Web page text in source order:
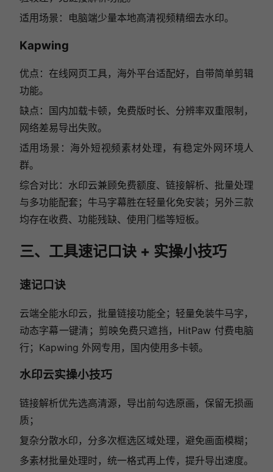
适用场景：电脑端少量本地高清视频精细去水印。
Kapwing
优点：在线网页工具，海外平台适配好，自带简单剪辑
功能。
缺点：国内加载卡顿，免费版时长、分辨率双重限制，
网络差易导出失败。
适用场景：海外短视频素材处理，有稳定外网环境人
群。
综合对比：水印云兼顾免费额度、链接解析、批量处理
与多功能配套；牛马字幕胜在轻量化免安装；另外三款
均存在收费、功能残缺、使用门槛等短板。
三、工具速记口诀 + 实操小技巧
速记口诀
云端全能水印云，批量链接功能全；轻量免装牛马字，
动态字幕一键清；剪映免费只遮挡，HitPaw 付费电脑
行；Kapwing 外网专用，国内使用多卡顿。
水印云实操小技巧
链接解析优先选高清源，导出前勾选原画，保留无损画
质；
复杂分散水印，分多次框选区域处理，避免画面模糊；
多素材批量处理时，统一格式再上传，提升导出速度。